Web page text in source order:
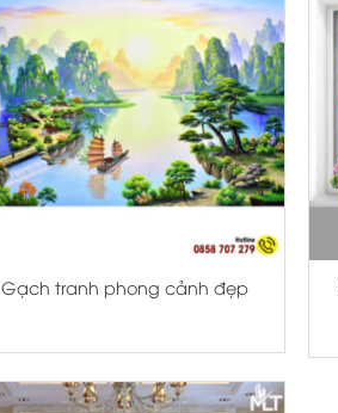
Gạch tranh phong cảnh đẹp